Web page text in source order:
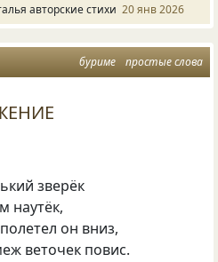
авторские стихи 20 янв 2026
буриме простые слова
зверёк
наутёк,
он вниз,
веточек повис.